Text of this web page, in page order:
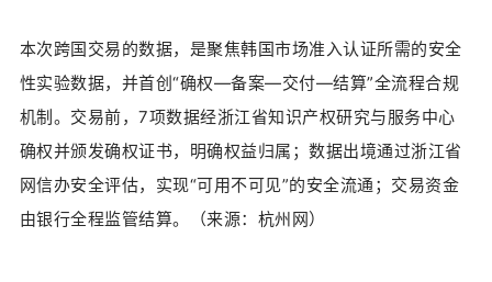
本次跨国交易的数据，是聚焦韩国市场准入认证所需的安全
性实验数据，并首创“确权—备案—交付—结算”全流程合规
机制。交易前，7项数据经浙江省知识产权研究与服务中心
确权并颁发确权证书，明确权益归属；数据出境通过浙江省
网信办安全评估，实现“可用不可见”的安全流通；交易资金
由银行全程监管结算。（来源：杭州网）